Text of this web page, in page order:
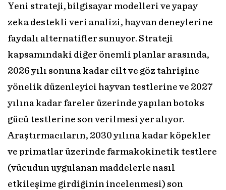
Yeni strateji, bilgisayar modelleri ve yapay
zeka destekli veri analizi, hayvan deneylerine
faydalı alternatifler sunuyor. Strateji
kapsamındaki diğer önemli planlar arasında,
2026 yılı sonuna kadar cilt ve göz tahrişine
yönelik düzenleyici hayvan testlerine ve 2027
yılına kadar fareler üzerinde yapılan botoks
gücü testlerine son verilmesi yer alıyor.
Araştırmacıların, 2030 yılına kadar köpekler
ve primatlar üzerinde farmakokinetik testlere
(vücudun uygulanan maddelerle nasıl
etkileşime girdiğinin incelenmesi) son